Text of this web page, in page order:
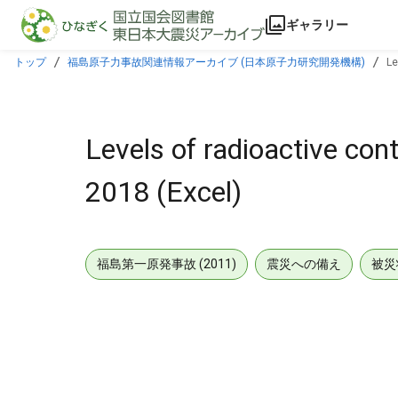
本文に飛ぶ
ギャラリー
トップ 福島原子力事故関連情報アーカイブ (日本原子力研究開発機構)
Levels of radioactive
2018 (Excel)
福島第一原発事故 (2011) 震災への備え 被災